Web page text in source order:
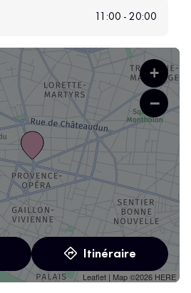
11:00 - 20:00
+
−
Leaflet | Map ©2026 HERE
Itinéraire